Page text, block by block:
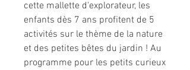
cette mallette d'explorateur, les
enfants dès 7 ans profitent de 5
activités sur le thème de la nature
et des petites bêtes du jardin ! Au
programme pour les petits curieux